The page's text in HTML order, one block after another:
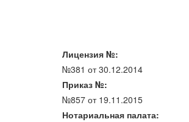
Лицензия №:
№381 от 30.12.2014
Приказ №:
№857 от 19.11.2015
Нотариальная палата: